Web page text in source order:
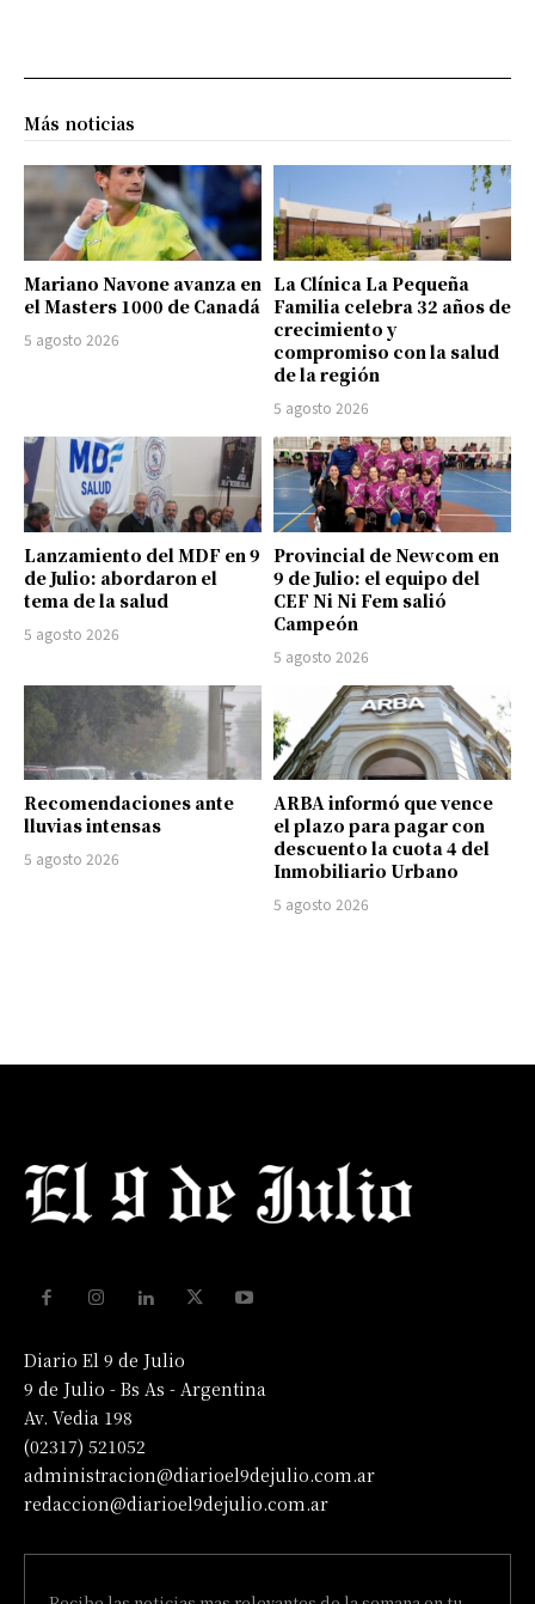
Más noticias
Mariano Navone avanza en
el Masters 1000 de Canadá
5 agosto 2026
La Clínica La Pequeña
Familia celebra 32 años de
crecimiento y
compromiso con la salud
de la región
5 agosto 2026
Lanzamiento del MDF en 9
de Julio: abordaron el
tema de la salud
5 agosto 2026
Provincial de Newcom en
9 de Julio: el equipo del
CEF Ni Ni Fem salió
Campeón
5 agosto 2026
Recomendaciones ante
lluvias intensas
5 agosto 2026
ARBA informó que vence
el plazo para pagar con
descuento la cuota 4 del
Inmobiliario Urbano
5 agosto 2026
Diario El 9 de Julio
9 de Julio - Bs As - Argentina
Av. Vedia 198
(02317) 521052
administracion@diarioel9dejulio.com.ar
redaccion@diarioel9dejulio.com.ar